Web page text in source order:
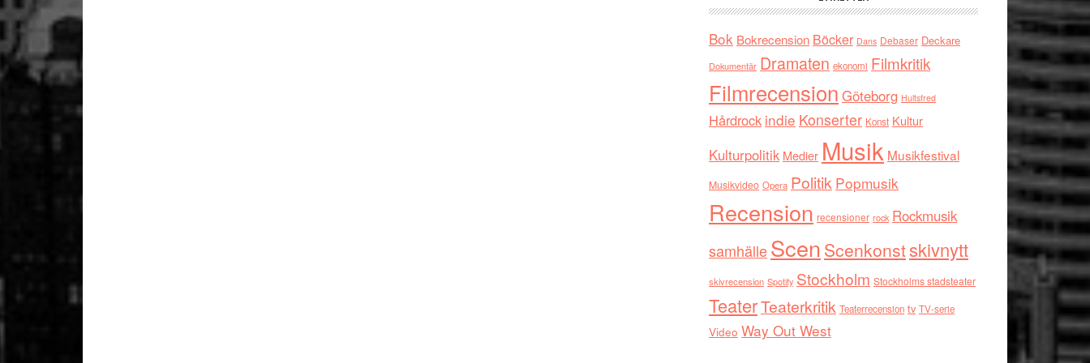
Bok Bokrecension Böcker Dans Debaser Deckare
Dokumentär Dramaten ekonomi Filmkritik
Filmrecension Göteborg Hultsfred
Hårdrock indie Konserter Konst Kultur
Kulturpolitik Medier Musik Musikfestival
Musikvideo Opera Politik Popmusik
Recension recensioner rock Rockmusik
samhälleScen Scenkonstskivnytt
skivrecension Spotify Stockholm Stockholms stadsteater
TeaterTeaterkritik Teaterrecension tv TV-serie
Video Way Out West